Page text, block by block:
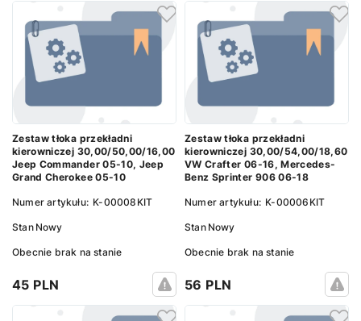
Zestaw tłoka przekładni
kierowniczej 30,00/50,00/16,00
Jeep Commander 05-10, Jeep
Grand Cherokee 05-10
Numer artykułu: K-00008KIT
Stan Nowy
Obecnie brak na stanie
45 PLN
Zestaw tłoka przekładni
kierowniczej 30,00/54,00/18,60
VW Crafter 06-16, Mercedes-
Benz Sprinter 906 06-18
Numer artykułu: K-00006KIT
Stan Nowy
Obecnie brak na stanie
56 PLN